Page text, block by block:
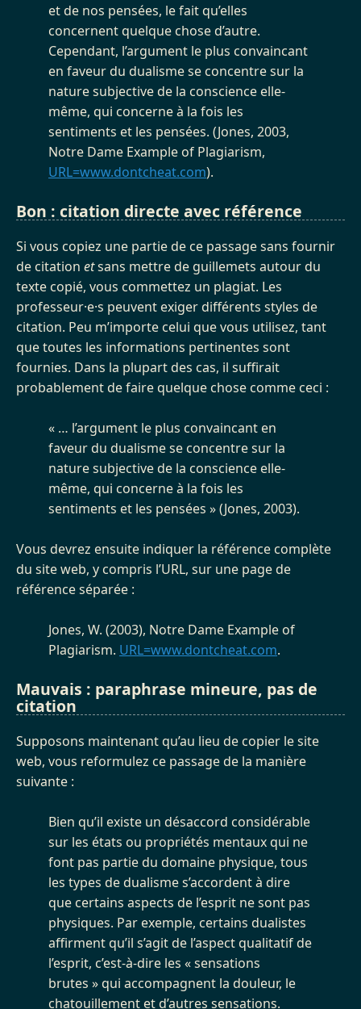
et de nos pensées, le fait qu’elles
concernent quelque chose d’autre.
Cependant, l’argument le plus convaincant
en faveur du dualisme se concentre sur la
nature subjective de la conscience elle-
même, qui concerne à la fois les
sentiments et les pensées. (Jones, 2003,
Notre Dame Example of Plagiarism,
URL=www.dontcheat.com).
Bon : citation directe avec référence
Si vous copiez une partie de ce passage sans fournir
de citation etsans mettre de guillemets autour du
texte copié, vous commettez un plagiat. Les
professeur·e·s peuvent exiger différents styles de
citation. Peu m’importe celui que vous utilisez, tant
que toutes les informations pertinentes sont
fournies. Dans la plupart des cas, il suffirait
probablement de faire quelque chose comme ceci :
« … l’argument le plus convaincant en
faveur du dualisme se concentre sur la
nature subjective de la conscience elle-
même, qui concerne à la fois les
sentiments et les pensées » (Jones, 2003).
Vous devrez ensuite indiquer la référence complète
du site web, y compris l’URL, sur une page de
référence séparée :
Jones, W. (2003), Notre Dame Example of
Plagiarism. URL=www.dontcheat.com.
Mauvais : paraphrase mineure, pas de
citation
Supposons maintenant qu’au lieu de copier le site
web, vous reformulez ce passage de la manière
suivante :
Bien qu’il existe un désaccord considérable
sur les états ou propriétés mentaux qui ne
font pas partie du domaine physique, tous
les types de dualisme s’accordent à dire
que certains aspects de l’esprit ne sont pas
physiques. Par exemple, certains dualistes
affirment qu’il s’agit de l’aspect qualitatif de
l’esprit, c’est-à-dire les « sensations
brutes » qui accompagnent la douleur, le
chatouillement et d’autres sensations.